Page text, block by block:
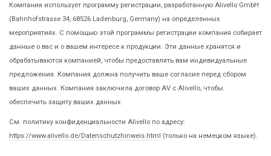
Компания использует программу регистрации, разработанную Alivello GmbH
(Bahnhofstrasse 34, 68526 Ladenburg, Germany) на определенных
мероприятиях. С помощью этой программы регистрации компания собирает
данные о вас и о вашем интересе к продукции. Эти данные хранятся и
обрабатываются компанией, чтобы предоставлять вам индивидуальные
предложения. Компания должна получить ваше согласие перед сбором
ваших данных. Компания заключила договор AV с Alivello, чтобы
обеспечить защиту ваших данных.
См. политику конфиденциальности Alivello по адресу:
https://www.alivello.de/Datenschutzhinweis.html (только на немецком языке).